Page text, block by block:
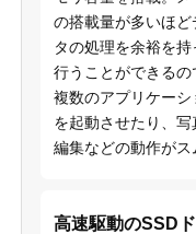
の搭載量が多いほど
タの処理を余裕を持
行うことができるの
複数のアプリケーシ
を起動させたり、写
編集などの動作がス
高速駆動のSSD